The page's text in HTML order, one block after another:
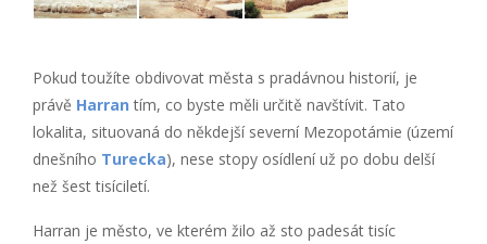
Pokud toužíte obdivovat města s pradávnou historií, je
právě Harran tím, co byste měli určitě navštívit. Tato
lokalita, situovaná do někdejší severní Mezopotámie (území
dnešního Turecka), nese stopy osídlení už po dobu delší
než šest tisíciletí.
Harran je město, ve kterém žilo až sto padesát tisíc